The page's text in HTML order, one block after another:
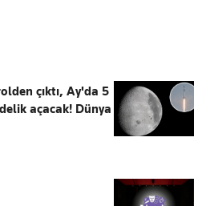
çıktı, Ay'da 5
açacak! Dünya